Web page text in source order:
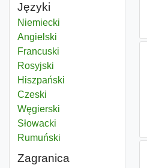
Języki
Niemiecki
Angielski
Francuski
Rosyjski
Hiszpański
Czeski
Węgierski
Słowacki
Rumuński
Zagranica